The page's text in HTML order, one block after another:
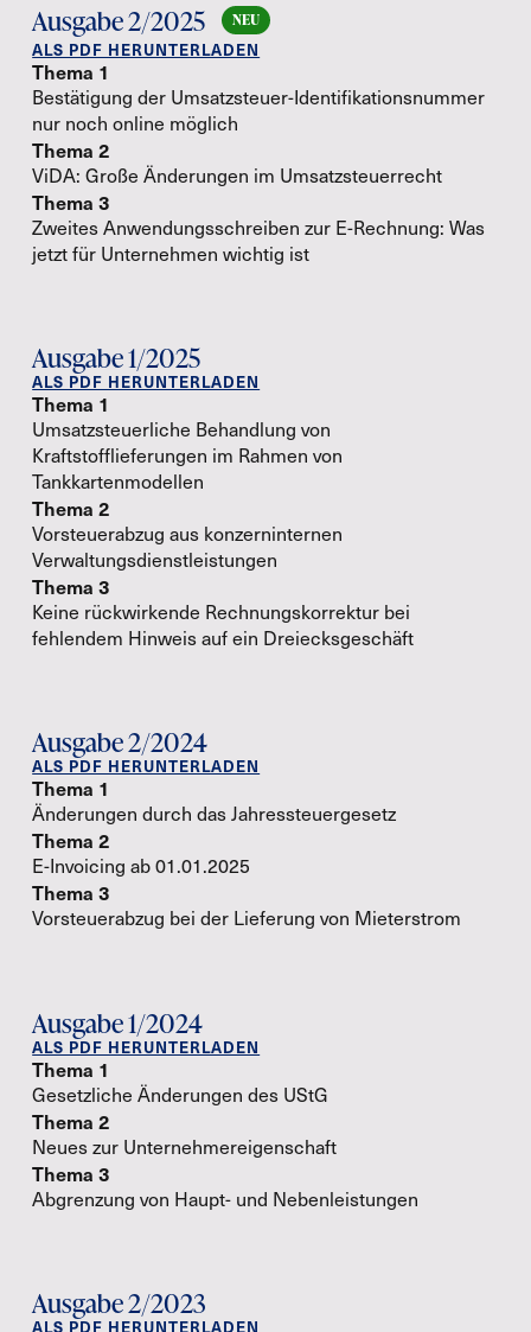
Ausgabe 2/2025
ALS PDF HERUNTERLADEN
Thema 1
Bestätigung der Umsatzsteuer-Identifikationsnummer
nur noch online möglich
Thema 2
ViDA: Große Änderungen im Umsatzsteuerrecht
Thema 3
Zweites Anwendungsschreiben zur E-Rechnung: Was
jetzt für Unternehmen wichtig ist
Ausgabe 1/2025
ALS PDF HERUNTERLADEN
Thema 1
Umsatzsteuerliche Behandlung von
Kraftstofflieferungen im Rahmen von
Tankkartenmodellen
Thema 2
Vorsteuerabzug aus konzerninternen
Verwaltungsdienstleistungen
Thema 3
Keine rückwirkende Rechnungskorrektur bei
fehlendem Hinweis auf ein Dreiecksgeschäft
Ausgabe 2/2024
ALS PDF HERUNTERLADEN
Thema 1
Änderungen durch das Jahressteuergesetz
Thema 2
E-Invoicing ab 01.01.2025
Thema 3
Vorsteuerabzug bei der Lieferung von Mieterstrom
Ausgabe 1/2024
ALS PDF HERUNTERLADEN
Thema 1
Gesetzliche Änderungen des UStG
Thema 2
Neues zur Unternehmereigenschaft
Thema 3
Abgrenzung von Haupt- und Nebenleistungen
Ausgabe 2/2023
ALS PDF HERUNTERLADEN